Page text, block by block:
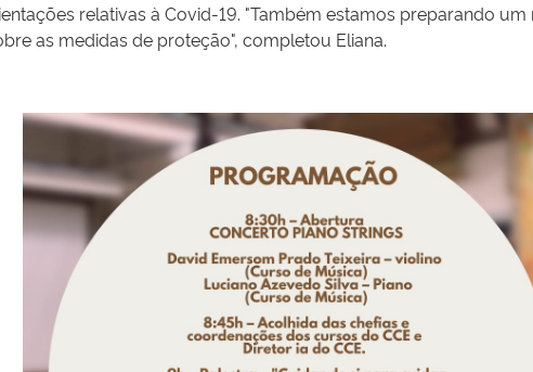
relativas à Covid-19. "Também estamos preparando
as medidas de proteção", completou Eliana.